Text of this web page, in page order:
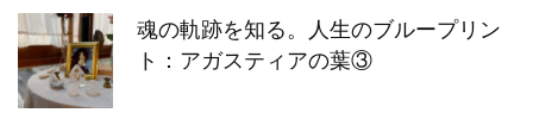
魂の軌跡を知る。人生のブループリン
ト：アガスティアの葉③